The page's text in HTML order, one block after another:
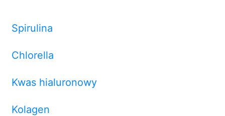
Spirulina
Chlorella
Kwas hialuronowy
Kolagen